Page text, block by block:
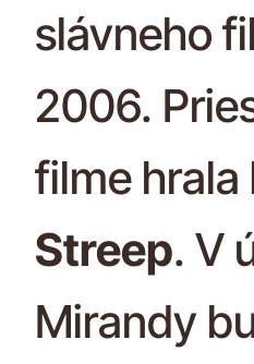
slávneho
2006.
filme hrala
Streep. V
Mirandy